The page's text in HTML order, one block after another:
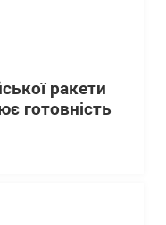
ракети
готовність